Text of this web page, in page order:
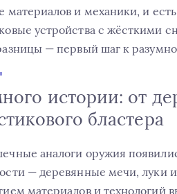
материалов и механики, и
устройства с жёсткими
— первый шаг к
истории: от
бластера
аналоги оружия
— деревянные мечи, луки
материалов и технологий